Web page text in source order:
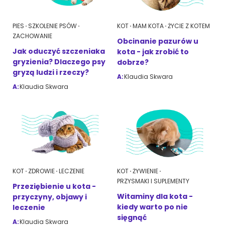
PIES SZKOLENIE PSÓW
ZACHOWANIE
Jak oduczyć szczeniaka
gryzienia? Dlaczego psy
gryzą ludzi i rzeczy?
A:Klaudia Skwara
KOT MAM KOTA ŻYCIE Z KOTEM
Obcinanie pazurów u
kota - jak zrobić to
dobrze?
A:Klaudia Skwara
KOT ZDROWIE LECZENIE
Przeziębienie u kota -
przyczyny, objawy i
leczenie
A:Klaudia Skwara
KOT ŻYWIENIE
PRZYSMAKI I SUPLEMENTY
Witaminy dla kota -
kiedy warto po nie
sięgnąć